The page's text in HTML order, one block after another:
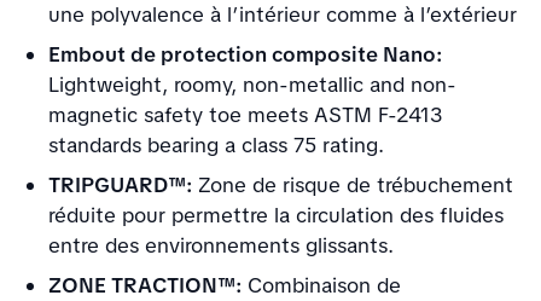
une polyvalence à l’intérieur comme à l’extérieur
Embout de protection composite Nano:
Lightweight, roomy, non-metallic and non-
magnetic safety toe meets ASTM F-2413
standards bearing a class 75 rating.
TRIPGUARD™: Zone de risque de trébuchement
réduite pour permettre la circulation des fluides
entre des environnements glissants.
ZONE TRACTION™: Combinaison de